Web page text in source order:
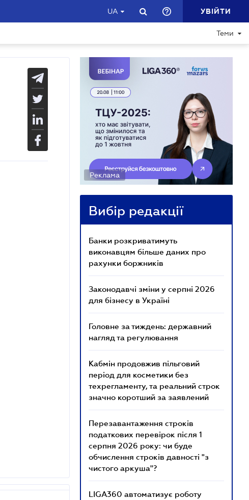
UA УВІЙТИ
Теми
Реклама
Вибір редакції
Банки розкриватимуть
виконавцям більше даних про
рахунки боржників
Законодавчі зміни у серпні 2026
для бізнесу в Україні
Головне за тиждень: державний
нагляд та регулювання
Кабмін продовжив пільговий
період для косметики без
техрегламенту, та реальний строк
значно коротший за заявлений
Перезавантаження строків
податкових перевірок після 1
серпня 2026 року: чи буде
обчислення строків давності "з
чистого аркуша"?
LIGA360 автоматизує роботу